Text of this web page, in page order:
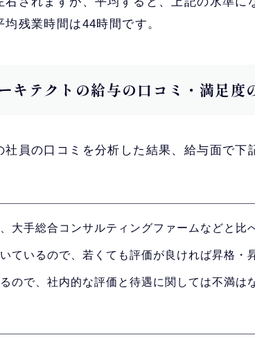
残業時間は44時間です。
キテクトの給与の口コミ・満足度
員の口コミを分析した結果、給与面で下
大手総合コンサルティングファームなどと比
ているので、若くても評価が良ければ昇格・
ので、社内的な評価と待遇に関しては不満は